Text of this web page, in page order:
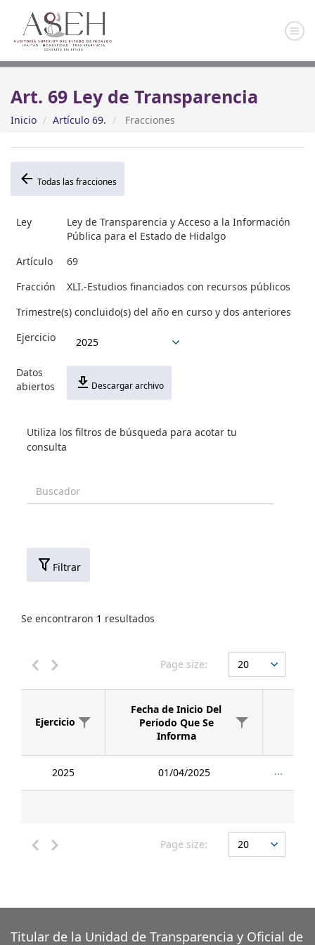
Art. 69 Ley de Transparencia
Inicio Artículo 69. Fracciones
Todas las fracciones
Ley
Ley de Transparencia y Acceso a la Información
Pública para el Estado de Hidalgo
Artículo
69
Fracción
XLI.-Estudios financiados con recursos públicos
Trimestre(s) concluido(s) del año en curso y dos anteriores
Ejercicio
Datos
abiertos
Descargar archivo
Utiliza los filtros de búsqueda para acotar tu
consulta
Filtrar
Se encontraron 1 resultados
Page size:
Ejercicio
Fecha de Inicio Del
Periodo Que Se
Informa
2025 01/04/2025
Page size:
Titular de la Unidad de Transparencia y Oficial de